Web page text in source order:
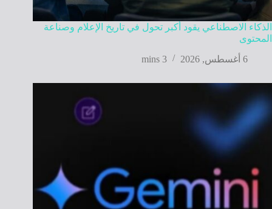
الذكاء الاصطناعي يقود أكبر تحول في تاريخ الإعلام وصناعة
المحتوى
6 أغسطس, 2026
3 mins